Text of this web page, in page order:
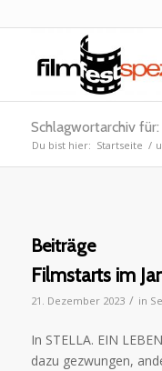
Schlagwortarchiv
Du bist hier: Startseite /
Beiträge
Filmstarts im
21. Dezember 2023 / in
In STELLA. EIN
dazu gezwungen,